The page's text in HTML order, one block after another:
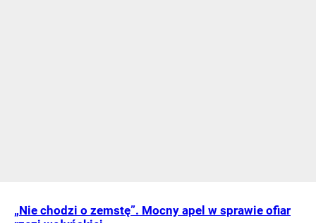
„Nie chodzi o zemstę”. Mocny apel w sprawie ofiar